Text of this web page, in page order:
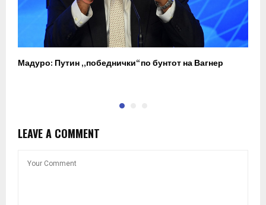
Мадуро: Путин „победнички“ по бунтот на Вагнер
LEAVE A COMMENT